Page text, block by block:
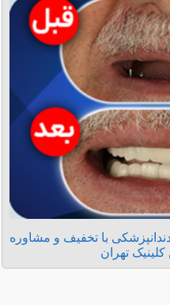
با تخفیف و مشاوره
کلینیک تهران